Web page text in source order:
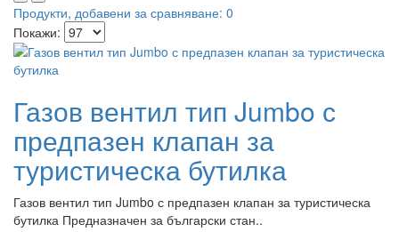
Продукти, добавени за сравняване: 0
Покажи:
Газов вентил тип Jumbo с
предпазен клапан за
туристическа бутилка
Газов вентил тип Jumbo с предпазен клапан за туристическа
бутилка Предназначен за български стан..